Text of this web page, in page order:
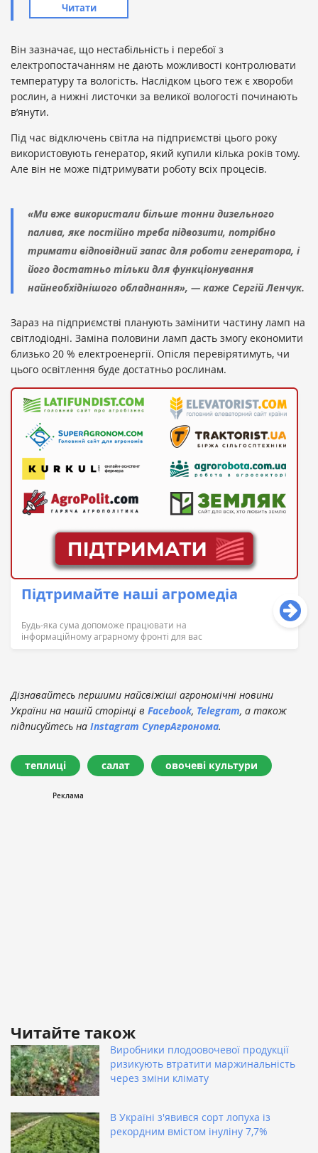
Читати
Він зазначає, що нестабільність і перебої з
електропостачанням не дають можливості контролювати
температуру та вологість. Наслідком цього теж є хвороби
рослин, а нижні листочки за великої вологості починають
в’янути.
Під час відключень світла на підприємстві цього року
використовують генератор, який купили кілька років тому.
Але він не може підтримувати роботу всіх процесів.
«Ми вже використали більше тонни дизельного
палива, яке постійно треба підвозити, потрібно
тримати відповідний запас для роботи генератора, і
його достатньо тільки для функціонування
найнеобхіднішого обладнання», — каже Сергій Ленчук.
Зараз на підприємстві планують замінити частину ламп на
світлодіодні. Заміна половини ламп дасть змогу економити
близько 20 % електроенергії. Опісля перевірятимуть, чи
цього освітлення буде достатньо рослинам.
Підтримайте наші агромедіа
Будь-яка сума допоможе працювати на
інформаційному аграрному фронті для вас
Дізнавайтесь першими найсвіжіші агрономічні новини
України на нашій сторінці в Facebook, Telegram, а також
підписуйтесь на Instagram СуперАгронома.
теплиці салат овочеві культури
Читайте також
Виробники плодоовочевої продукції
ризикують втратити маржинальність
через зміни клімату
В Україні з'явився сорт лопуха із
рекордним вмістом інуліну 7,7%